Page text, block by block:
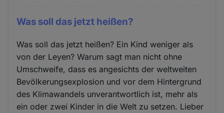
Was soll das jetzt heißen?
Was soll das jetzt heißen? Ein Kind weniger als
von der Leyen? Warum sagt man nicht ohne
Umschweife, dass es angesichts der weltweiten
Bevölkerungsexplosion und vor dem Hintergrund
des Klimawandels unverantwortlich ist, mehr als
ein oder zwei Kinder in die Welt zu setzen. Lieber